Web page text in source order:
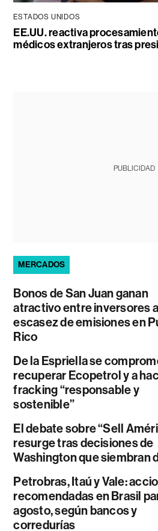
ESTADOS UNIDOS
EE.UU. reactiva
médicos extranjeros tras
PUBLICIDAD
MERCADOS
Bonos de San Juan ganan
atractivo entre inversores
escasez de emisiones en
Rico
De la Espriella se
recuperar Ecopetrol y a
fracking “responsable y
sostenible”
El debate sobre “Sell
resurge tras decisiones de
Washington que siembran
Petrobras, Itaú y Vale:
recomendadas en Brasil
agosto, según bancos y
corredurías